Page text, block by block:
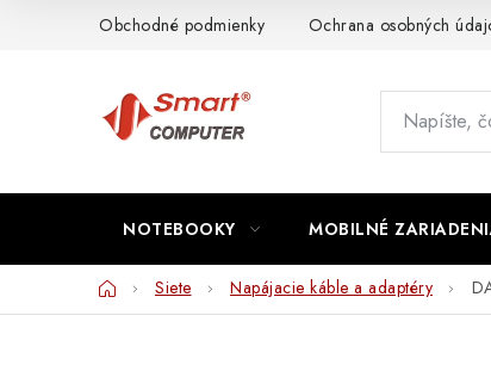
Obchodné podmienky Ochrana osobných
NOTEBOOKY MOBILNÉ
DomovSiete Napájacie káble a adaptéry